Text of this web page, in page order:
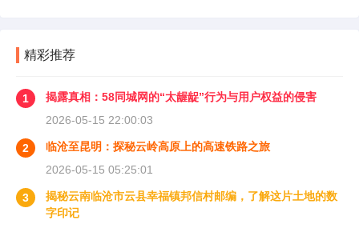
精彩推荐
1
揭露真相：58同城网的“太龌龊”行为与用户权益的侵害
2026-05-15 22:00:03
2
临沧至昆明：探秘云岭高原上的高速铁路之旅
2026-05-15 05:25:01
3
揭秘云南临沧市云县幸福镇邦信村邮编，了解这片土地的数
字印记